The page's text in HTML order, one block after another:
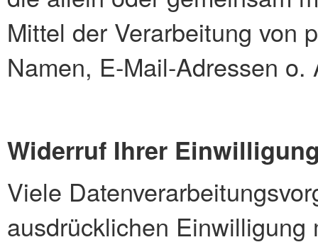
Mittel der Verarbeitung von
Namen, E-Mail-Adressen
Widerruf Ihrer
Viele
ausdrücklichen